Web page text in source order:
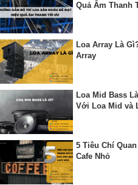
Quả Âm Thanh
Loa Array Là
Array
Loa Mid Bass
Với Loa Mid và
5 Tiêu Chí
Cafe Nhỏ